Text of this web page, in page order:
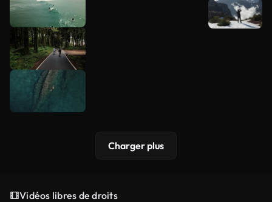
Charger plus
Vidéos libres de droits